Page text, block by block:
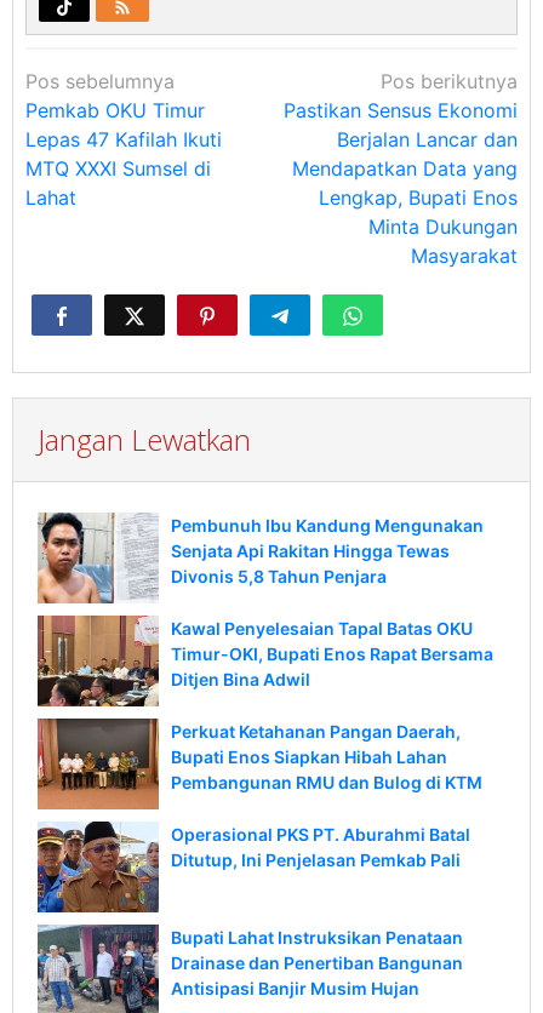
Navigasi
pos
Pos sebelumnya
Pemkab OKU Timur
Lepas 47 Kafilah Ikuti
MTQ XXXI Sumsel di
Lahat
Pos berikutnya
Pastikan Sensus Ekonomi
Berjalan Lancar dan
Mendapatkan Data yang
Lengkap, Bupati Enos
Minta Dukungan
Masyarakat
Jangan Lewatkan
Pembunuh Ibu Kandung Mengunakan
Senjata Api Rakitan Hingga Tewas
Divonis 5,8 Tahun Penjara
Kawal Penyelesaian Tapal Batas OKU
Timur-OKI, Bupati Enos Rapat Bersama
Ditjen Bina Adwil
Perkuat Ketahanan Pangan Daerah,
Bupati Enos Siapkan Hibah Lahan
Pembangunan RMU dan Bulog di KTM
Operasional PKS PT. Aburahmi Batal
Ditutup, Ini Penjelasan Pemkab Pali
Bupati Lahat Instruksikan Penataan
Drainase dan Penertiban Bangunan
Antisipasi Banjir Musim Hujan